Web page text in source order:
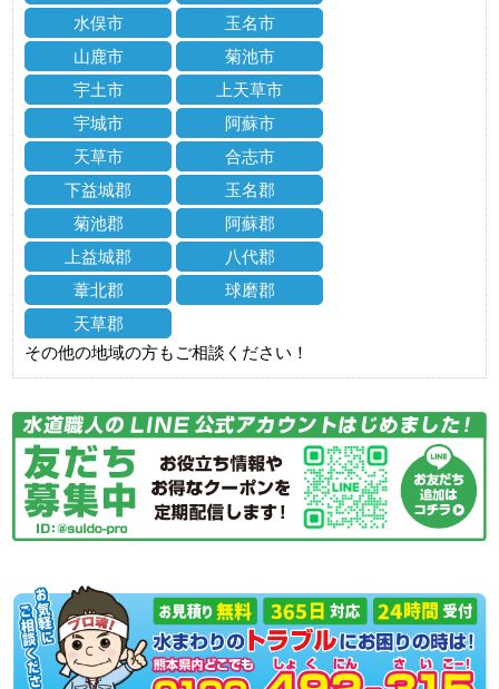
水俣市
玉名市
山鹿市
菊池市
宇土市
上天草市
宇城市
阿蘇市
天草市
合志市
下益城郡
玉名郡
菊池郡
阿蘇郡
上益城郡
八代郡
葦北郡
球磨郡
天草郡
その他の地域の方もご相談ください！